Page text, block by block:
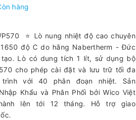
hàng
P570 ⭐ Lò nung nhiệt độ cao chuyên
độ C do hãng Nabertherm - Đức
Lò có dung tích 1 lít, sử dụng bộ
cho phép cài đặt và lưu trữ tối đa
với 40 phân đoạn nhiệt. Sản
Khẩu và Phân Phối bởi Wico Việt
lên tới 12 tháng. Hỗ trợ giao